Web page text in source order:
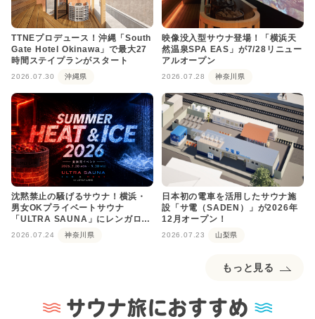
TTNEプロデュース！沖縄「South
Gate Hotel Okinawa」で最大27
時間ステイプランがスタート
2026.07.30 沖縄県
映像没入型サウナ登場！「横浜天
然温泉SPA EAS」が7/28リニュー
アルオープン
2026.07.28 神奈川県
沈黙禁止の騒げるサウナ！横浜・
男女OKプライベートサウナ
「ULTRA SAUNA」にレンガロウ
リュが登場
2026.07.24 神奈川県
日本初の電車を活用したサウナ施
設「サ電（SADEN）」が2026年
12月オープン！
2026.07.23 山梨県
もっと見る
サウナ旅におすすめ